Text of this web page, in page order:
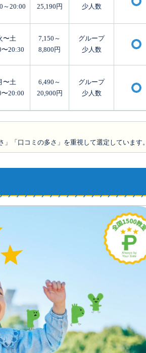
～20:00
25,190円
少人数
〜土
〜20:30
7,150～
8,800円
グループ
少人数
〜土
〜20:00
6,490～
20,900円
グループ
少人数
「口コミの多さ」を重視して選定しています。